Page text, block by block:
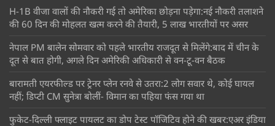
H-1B वीजा वालों की नौकरी गई तो अमेरिका छोड़ना पड़ेगा:नई नौकरी तलाशने
की 60 दिन की मोहलत खत्म करने की तैयारी, 5 लाख भारतीयों पर असर
नेपाल PM बालेन सोमवार को पहले भारतीय राजदूत से मिलेंगे:बाद में चीन के
दूत से बात होगी, अगले दिन अमेरिकी अधिकारी से वन-टू-वन बैठक
बारामती एयरफील्ड पर ट्रेनर प्लेन रनवे से उतरा:2 लोग सवार थे, कोई घायल
नहीं; डिप्टी CM सुनेत्रा बोलीं- विमान का पहिया फंस गया था
फुकेट-दिल्ली फ्लाइट पायलट का डोप टेस्ट पॉजिटिव होने की खबर:एअर इंडिया